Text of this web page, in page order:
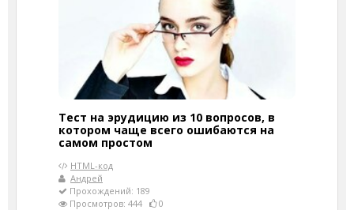
Тест на эрудицию из 10 вопросов, в
котором чаще всего ошибаются на
самом простом
HTML-код
Андрей
Прохождений: 189
Просмотров: 444
0